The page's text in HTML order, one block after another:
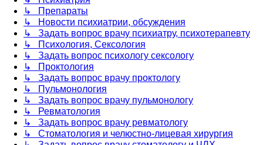
↳ Препараты
↳ Новости психиатрии, обсуждения
↳ Задать вопрос врачу психиатру, психотерапевту
↳ Психология, Сексология
↳ Задать вопрос психологу сексологу
↳ Проктология
↳ Задать вопрос врачу проктологу
↳ Пульмонология
↳ Задать вопрос врачу пульмонологу
↳ Ревматология
↳ Задать вопрос врачу ревматологу
↳ Стоматология и челюстно-лицевая хирургия